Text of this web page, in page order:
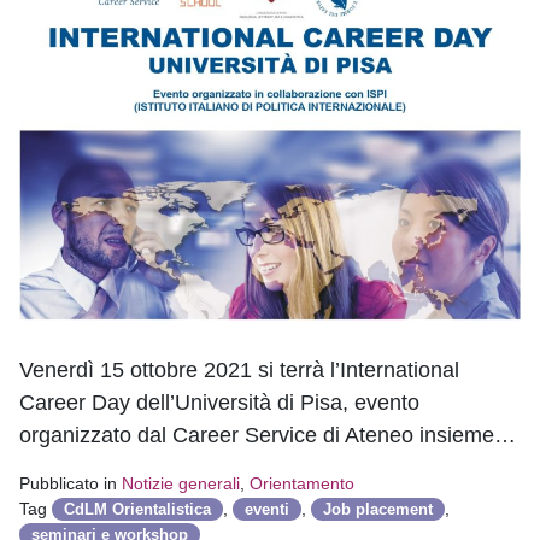
Venerdì 15 ottobre 2021 si terrà l’International
Career Day dell’Università di Pisa, evento
organizzato dal Career Service di Ateneo insieme…
Pubblicato in Notizie generali Orientamento
Tag
CdLM Orientalistica eventi Job placement
seminari e workshop